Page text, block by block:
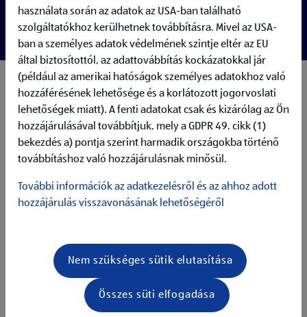
In an unexpected disruption, speed, structure, and clarity are
crucial. In this role, you help prepare our business for IT
disaster management by ensuring that recovery
documentation stays current, by coordinating security and
crisis readiness activities, and by running regular disaster
recovery exercises based on business criticality.
continuity is planned—not improvised.
Lead IT continuity and disaster management
activities across products and services—from onboarding
and initial setup through ongoing maintenance and
Maintain and ensure up-to-date recovery documentation,
használata során az adatok az USA-ban található
szolgáltatókhoz kerülhetnek továbbításra. Mivel az USA-
ban a személyes adatok védelmének szintje eltér az EU
által biztosítottól, az adattovábbítás kockázatokkal jár
(például az amerikai hatóságok személyes adatokhoz való
hozzáférésének lehetősége és a korlátozott jogorvoslati
lehetőségek miatt). A fenti adatokat csak és kizárólag az Ön
hozzájárulásával továbbítjuk, mely a GDPR 49. cikk (1)
bekezdés a) pontja szerint harmadik országokba történő
továbbításhoz való hozzájárulásnak minősül.
További információk az adatkezelésről és az ahhoz adott
hozzájárulás visszavonásának lehetőségéről
Nem szükséges sütik elutasítása
Összes süti elfogadása